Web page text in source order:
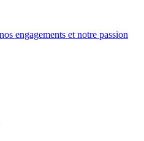
engagements et notre passion